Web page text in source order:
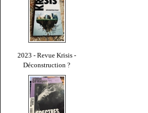
2023 - Revue Krisis -
Déconstruction ?